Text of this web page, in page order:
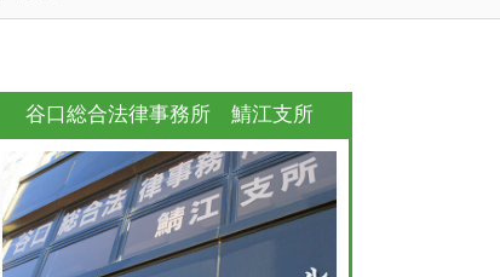
谷口総合法律事務所 鯖江支所